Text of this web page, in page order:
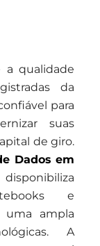
qualidade
da
para
suas
de giro.
Dados em
e
uma ampla
A